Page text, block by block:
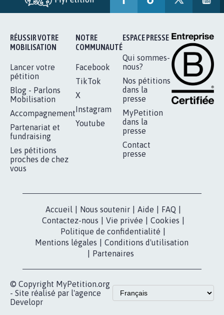
RÉUSSIR VOTRE
MOBILISATION
Lancer votre
pétition
Blog - Parlons
Mobilisation
Accompagnement
Partenariat et
fundraising
Les pétitions
proches de chez
vous
NOTRE
COMMUNAUTÉ
Facebook
TikTok
X
Instagram
Youtube
ESPACE PRESSE
Qui sommes-
nous?
Nos pétitions
dans la
presse
MyPetition
dans la
presse
Contact
presse
Accueil Nous soutenir Aide FAQ
Contactez-nous
Vie privée Cookies
Politique de confidentialité
Mentions légales
Conditions d'utilisation
Partenaires
© Copyright MyPetition.org
- Site réalisé par l'agence
Developr